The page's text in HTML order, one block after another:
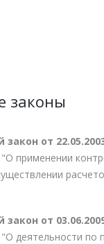
законы
от
"О применении
от
"О деятельности по